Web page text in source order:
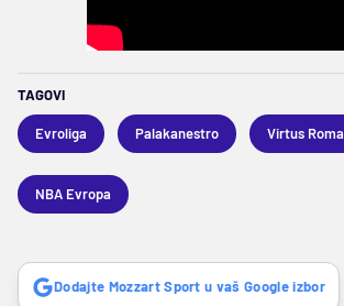
TAGOVI
Evroliga Palakanestro Virtus Roma
NBA Evropa
Dodajte Mozzart Sport u vaš Google izbor